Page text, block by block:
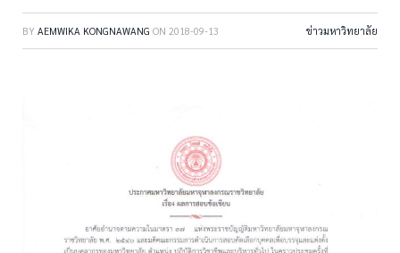
BY AEMWIKA KONGNAWANG ON 2018-09-13 ข่าวมหาวิทยาลัย